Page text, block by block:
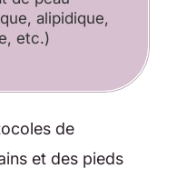
alipidique,
etc.)
de
et des pieds